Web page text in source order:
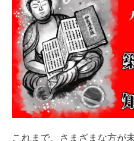
これまで、さまざまな方が